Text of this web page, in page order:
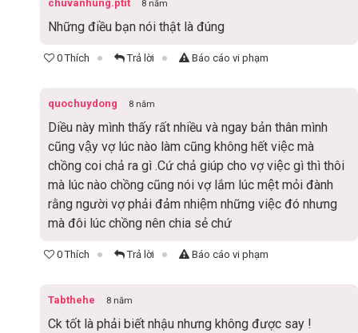
chuvanhung.ptit 8 năm
Những điều bạn nói thật là đúng
0 Thích Trả lời Báo cáo vi phạm
quochuydong 8 năm
Diều này mình thấy rất nhiều và ngay bản thân mình
cũng vậy vợ lúc nào làm cũng không hết việc mà
chồng coi chả ra gì .Cứ chả giúp cho vợ việc gì thì thôi
mà lúc nào chồng cũng nói vợ lắm lúc mệt mỏi đành
rằng người vợ phải đảm nhiệm những việc đó nhưng
mà đôi lúc chồng nên chia sẻ chứ
0 Thích Trả lời Báo cáo vi phạm
Tabthehe 8 năm
Ck tốt là phải biết nhậu nhưng không được say !